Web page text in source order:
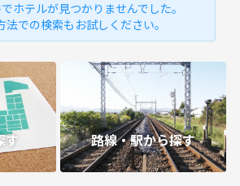
ホテルが見つかりませんでした。
法での検索もお試しください。
す 路線・駅から探す